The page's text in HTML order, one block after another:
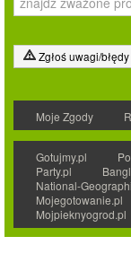
Zgłoś uwagi/błędy
Moje Zgody
Gotujmy.pl
Party.pl
National-
Mojegotowanie.pl
Mojpieknyogrod.pl